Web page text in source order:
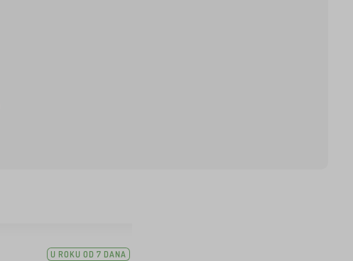
U ROKU OD 7 DANA